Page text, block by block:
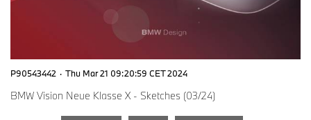
P90543442 · Thu Mar 21 09:20:59 CET 2024
BMW Vision Neue Klasse X - Sketches (03/24)